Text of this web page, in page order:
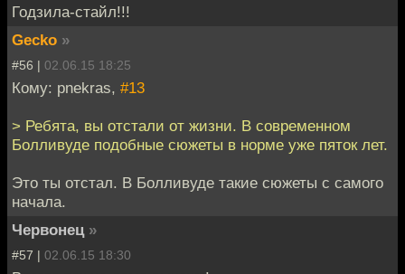
Годзила-стайл!!!
Gecko »
#56 | 02.06.15 18:25
Кому: pnekras, #13
> Ребята, вы отстали от жизни. В современном
Болливуде подобные сюжеты в норме уже пяток лет.
Это ты отстал. В Болливуде такие сюжеты с самого
начала.
Червонец »
#57 | 02.06.15 18:30